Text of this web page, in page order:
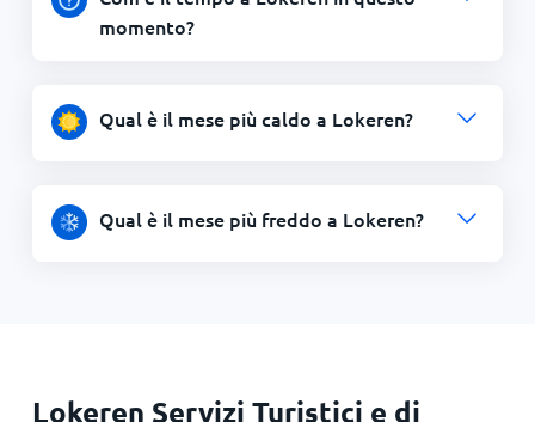
momento?
Qual è il mese più caldo a Lokeren?
Qual è il mese più freddo a Lokeren?
Lokeren Servizi Turistici e di